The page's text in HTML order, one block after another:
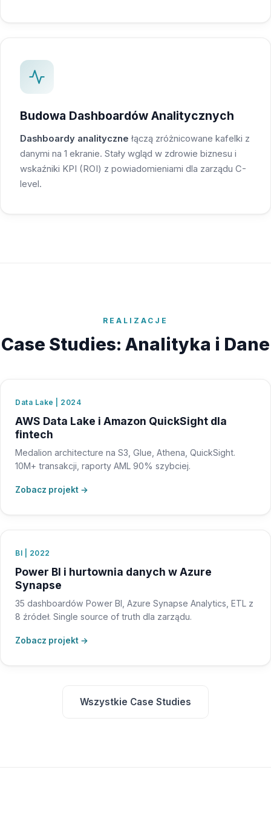
Budowa Dashboardów Analitycznych
Dashboardy analityczne łączą zróżnicowane kafelki z
danymi na 1 ekranie. Stały wgląd w zdrowie biznesu i
wskaźniki KPI (ROI) z powiadomieniami dla zarządu C-
level.
REALIZACJE
Case Studies: Analityka i Dane
Data Lake | 2024
AWS Data Lake i Amazon QuickSight dla
fintech
Medalion architecture na S3, Glue, Athena, QuickSight.
10M+ transakcji, raporty AML 90% szybciej.
Zobacz projekt →
BI | 2022
Power BI i hurtownia danych w Azure
Synapse
35 dashboardów Power BI, Azure Synapse Analytics, ETL z
8 źródeł. Single source of truth dla zarządu.
Zobacz projekt →
Wszystkie Case Studies